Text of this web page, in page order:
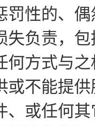
罚性的、
失负责，
何方式与
或不能提
、或任何